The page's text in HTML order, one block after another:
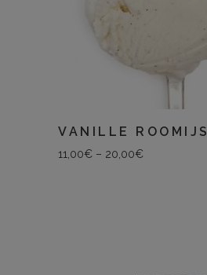
VANILLE ROOMIJS
11,00€ – 20,00€